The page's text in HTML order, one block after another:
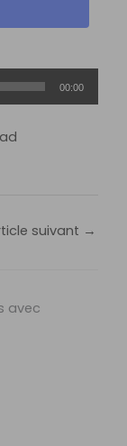
00:00
suivant →
avec